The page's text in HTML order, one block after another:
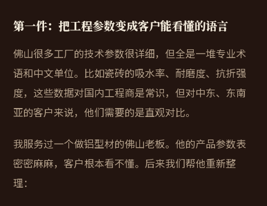
第一件：把工程参数变成客户能看懂的语言
佛山很多工厂的技术参数很详细，但全是一堆专业术
语和中文单位。比如瓷砖的吸水率、耐磨度、抗折强
度，这些数据对国内工程商是常识，但对中东、东南
亚的客户来说，他们需要的是直观对比。
我服务过一个做铝型材的佛山老板。他的产品参数表
密密麻麻，客户根本看不懂。后来我们帮他重新整
理：